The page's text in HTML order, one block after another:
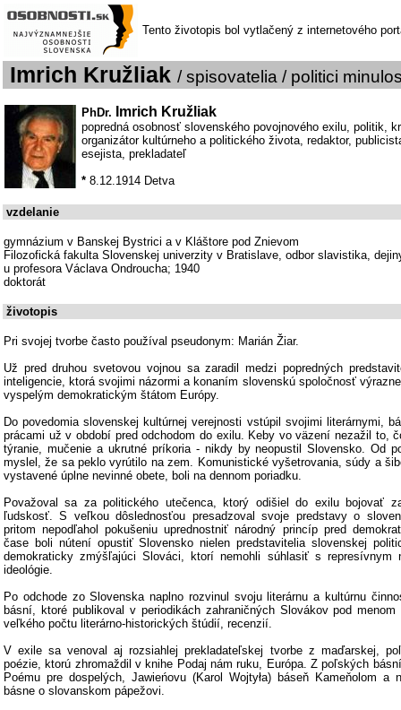
Tento životopis bol vytlačený z internetového
Imrich Kružliak / spisovatelia / politici
PhDr. Imrich Kružliak
popredná osobnosť slovenského povojnového exilu, politik,
organizátor kultúrneho a politického života, redaktor,
esejista, prekladateľ
* 8.12.1914 Detva
vzdelanie
gymnázium v Banskej Bystrici a v Kláštore pod Znievom
Filozofická fakulta Slovenskej univerzity v Bratislave, odbor slavistika,
u profesora Václava Ondroucha; 1940
doktorát
životopis
Pri svojej tvorbe často používal pseudonym: Marián Žiar.
Už pred druhou svetovou vojnou sa zaradil medzi popredných
inteligencie, ktorá svojimi názormi a konaním slovenskú spoločnosť
vyspelým demokratickým štátom Európy.
Do povedomia slovenskej kultúrnej verejnosti vstúpil svojimi literárnymi,
prácami už v období pred odchodom do exilu. Keby vo väzení nezažil to,
týranie, mučenie a ukrutné príkoria - nikdy by neopustil Slovensko. Od
myslel, že sa peklo vyrútilo na zem. Komunistické vyšetrovania, súdy a
vystavené úplne nevinné obete, boli na dennom poriadku.
Považoval sa za politického utečenca, ktorý odišiel do exilu bojovať
ľudskosť. S veľkou dôslednosťou presadzoval svoje predstavy o
pritom nepodľahol pokušeniu uprednostniť národný princíp pred
čase boli nútení opustiť Slovensko nielen predstavitelia slovenskej
demokraticky zmýšľajúci Slováci, ktorí nemohli súhlasiť s represívnym
ideológie.
Po odchode zo Slovenska naplno rozvinul svoju literárnu a kultúrnu
básní, ktoré publikoval v periodikách zahraničných Slovákov pod
veľkého počtu literárno-historických štúdií, recenzií.
V exile sa venoval aj rozsiahlej prekladateľskej tvorbe z maďarskej,
poézie, ktorú zhromaždil v knihe Podaj nám ruku, Európa. Z poľských
Poému pre dospelých, Jawieńovu (Karol Wojtyła) báseň Kameňolom a
básne o slovanskom pápežovi.